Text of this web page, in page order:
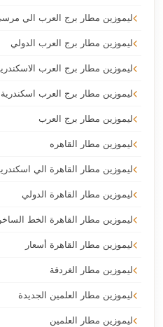
ليموزين مطار برج العرب الي
ليموزين مطار برج العرب الدولي
ليموزين مطار برج العرب الاسكندرية
ليموزين مطار برج العرب اسكندرية
ليموزين مطار برج العرب
ليموزين مطار القاهره
ليموزين مطار القاهرة الي اسكندرية
ليموزين مطار القاهرة الدولي
ليموزين مطار القاهرة الخط الساخن
ليموزين مطار القاهرة أسعار
ليموزين مطار الغردقة
ليموزين مطار العلمين الجديدة
ليموزين مطار العلمين